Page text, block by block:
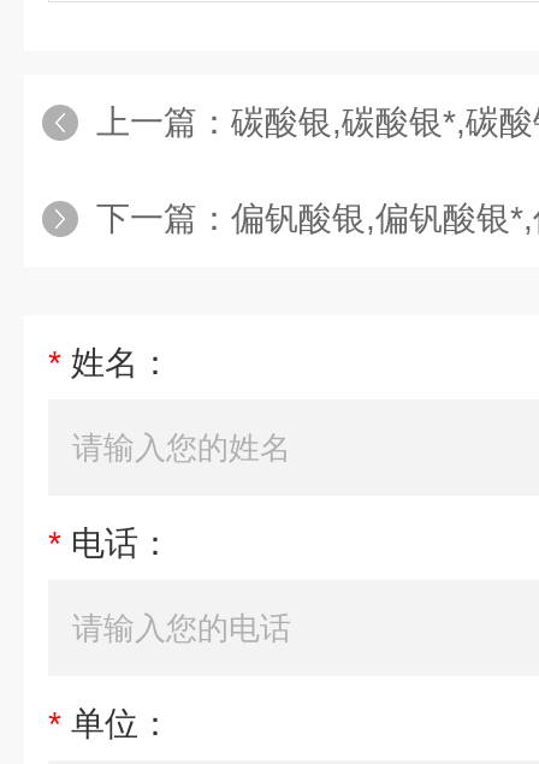
上一篇： 碳酸银,碳酸银*,碳
下一篇： 偏钒酸银,偏钒酸银
* 姓名：
* 电话：
* 单位：